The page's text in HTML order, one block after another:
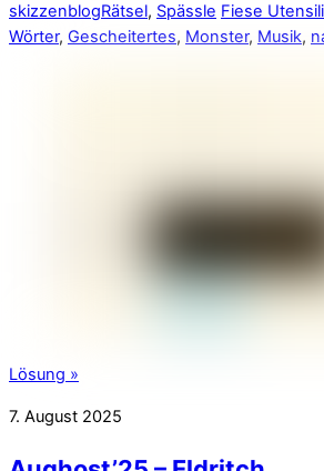
skizzenblogRätsel, Spässle Fiese
Wörter, Gescheitertes, Monster, Musik,
Lösung »
7. August 2025